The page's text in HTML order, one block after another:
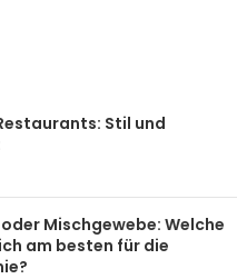
Stil und
Mischgewebe: Welche
am besten für die